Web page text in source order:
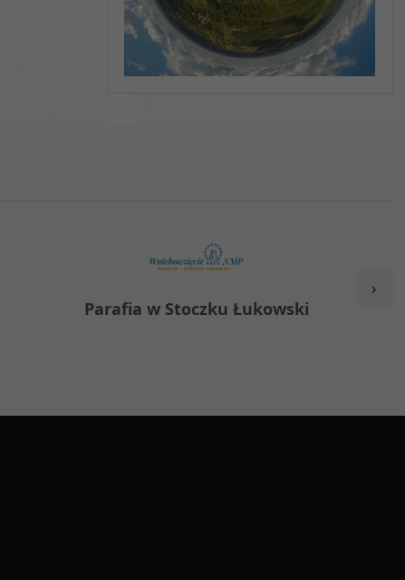
Parafia w Stoczku Łukowski
›